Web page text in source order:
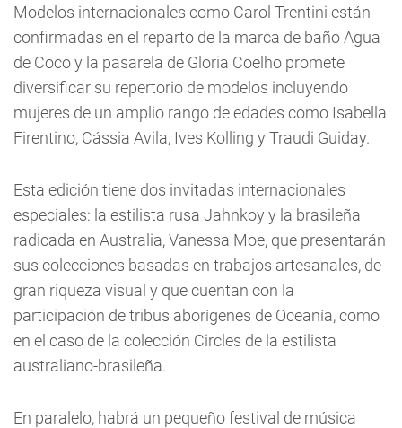
Modelos internacionales como Carol Trentini están
confirmadas en el reparto de la marca de baño Agua
de Coco y la pasarela de Gloria Coelho promete
diversificar su repertorio de modelos incluyendo
mujeres de un amplio rango de edades como Isabella
Firentino, Cássia Avila, Ives Kolling y Traudi Guiday.
Esta edición tiene dos invitadas internacionales
especiales: la estilista rusa Jahnkoy y la brasileña
radicada en Australia, Vanessa Moe, que presentarán
sus colecciones basadas en trabajos artesanales, de
gran riqueza visual y que cuentan con la
participación de tribus aborígenes de Oceanía, como
en el caso de la colección Circles de la estilista
australiano-brasileña.
En paralelo, habrá un pequeño festival de música